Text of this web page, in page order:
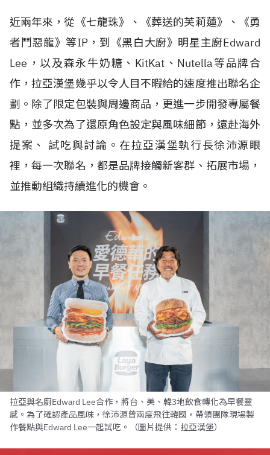
近兩年來，從《七龍珠》、《葬送的芙莉蓮》、《勇
者鬥惡龍》等IP，到《黑白大廚》明星主廚Edward
Lee，以及森永牛奶糖、KitKat、Nutella等品牌合
作，拉亞漢堡幾乎以令人目不暇給的速度推出聯名企
劃。除了限定包裝與周邊商品，更進一步開發專屬餐
點，並多次為了還原角色設定與風味細節，遠赴海外
提案、 試吃與討論。在拉亞漢堡執行長徐沛源眼
裡，每一次聯名，都是品牌接觸新客群、拓展市場，
並推動組織持續進化的機會。
拉亞與名廚Edward Lee合作，將台、美、韓3地飲食轉化為早餐靈
感。為了確認產品風味，徐沛源曾兩度飛往韓國，帶領團隊現場製
作餐點與Edward Lee一起試吃。（圖片提供：拉亞漢堡）